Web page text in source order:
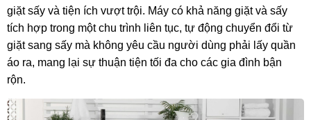
giặt sấy và tiện ích vượt trội. Máy có khả năng giặt và sấy
tích hợp trong một chu trình liên tục, tự động chuyển đổi từ
giặt sang sấy mà không yêu cầu người dùng phải lấy quần
áo ra, mang lại sự thuận tiện tối đa cho các gia đình bận
rộn.